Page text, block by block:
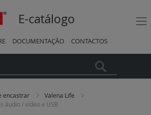
E-catálogo
DOCUMENTAÇÃO CONTACTOS
encastrar
Valena Life
áudio / vídeo e USB